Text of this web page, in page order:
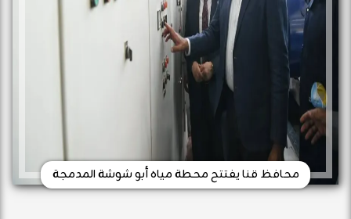
محافظ قنا يفتتح محطة مياه أبو شوشة المدمجة